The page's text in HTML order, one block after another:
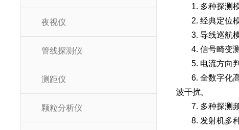
夜视仪
管线探测仪
测距仪
颗粒分析仪
1. 多种探测
2. 经典定位
3. 导线巡航
4. 信号畸变
5. 电流方向
6. 全数字化
波干扰。
7. 多种探测
8. 发射机多